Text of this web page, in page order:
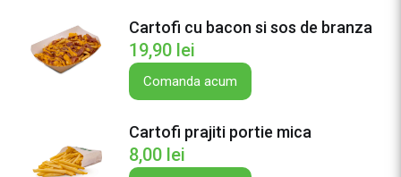
Cartofi cu bacon si sos de branza
19,90 lei
Comanda acum
Cartofi prajiti portie mica
8,00 lei